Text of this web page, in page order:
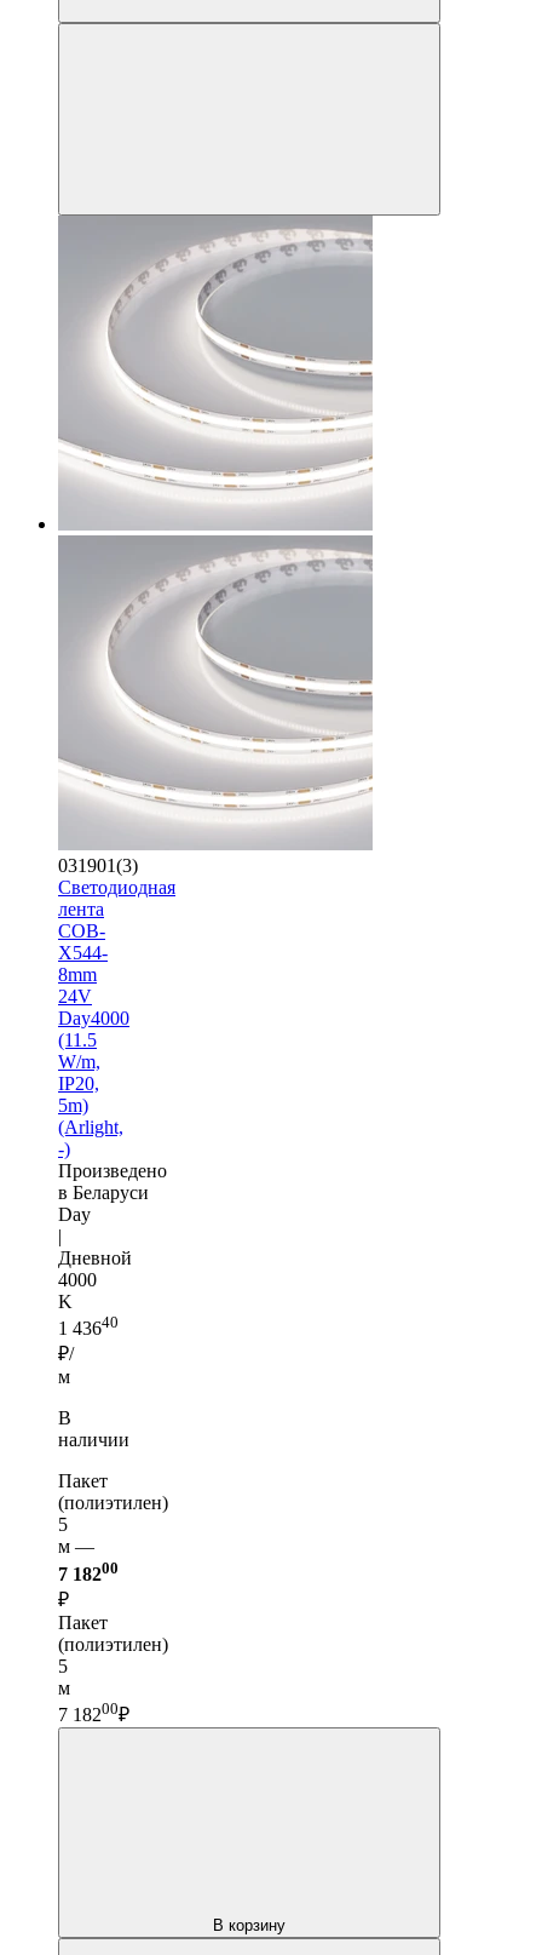
031901(3)
Светодиодная
лента
COB-
X544-
8mm
24V
Day4000
(11.5
W/m,
IP20,
5m)
(Arlight,
-)
Произведено
в Беларуси
Day
|
Дневной
4000
K
1 43640
₽/
м
В
наличии
Пакет
(полиэтилен)
5
м —
7 18200
₽
Пакет
(полиэтилен)
5
м
7 18200₽
В корзину